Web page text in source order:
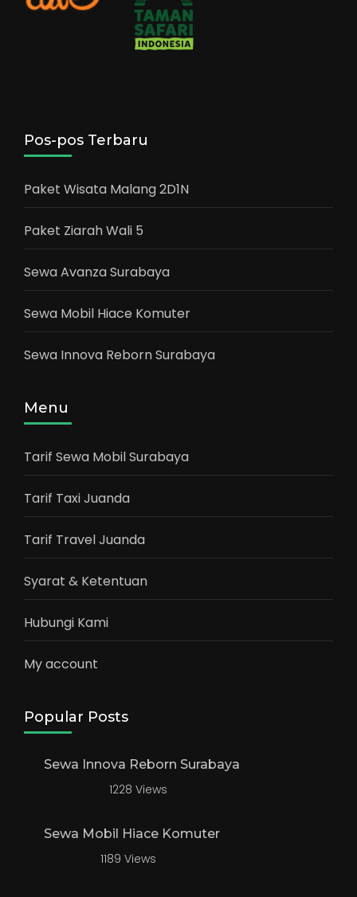
Pos-pos Terbaru
Paket Wisata Malang 2D1N
Paket Ziarah Wali 5
Sewa Avanza Surabaya
Sewa Mobil Hiace Komuter
Sewa Innova Reborn Surabaya
Menu
Tarif Sewa Mobil Surabaya
Tarif Taxi Juanda
Tarif Travel Juanda
Syarat & Ketentuan
Hubungi Kami
My account
Popular Posts
Sewa Innova Reborn Surabaya
1228 Views
Sewa Mobil Hiace Komuter
1189 Views